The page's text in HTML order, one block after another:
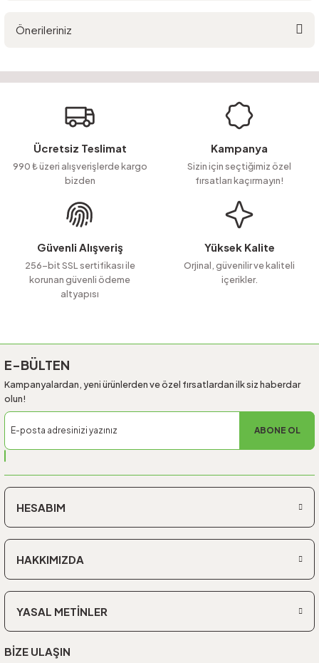
Soru Sor
Önerileriniz
Görüş ve önerileriniz için teşekkür ederiz.
Ürün resmi kalitesiz, bozuk veya görüntülenemiyor.
Ürün açıklamasında eksik bilgiler bulunuyor.
Ürün bilgilerinde hatalar bulunuyor.
Ürün fiyatı diğer sitelerden daha pahalı.
Bu ürüne benzer farklı alternatifler olmalı.
Ücretsiz Teslimat
990 ₺ üzeri alışverişlerde kargo
bizden
Kampanya
Sizin için seçtiğimiz özel
fırsatları kaçırmayın!
Güvenli Alışveriş
256-bit SSL sertifikası ile
korunan güvenli ödeme
altyapısı
Yüksek Kalite
Orjinal, güvenilir ve kaliteli
içerikler.
E-BÜLTEN
Kampanyalardan, yeni ürünlerden ve özel fırsatlardan ilk siz haberdar
olun!
ABONE OL
HESABIM
HAKKIMIZDA
YASAL METİNLER
BİZE ULAŞIN